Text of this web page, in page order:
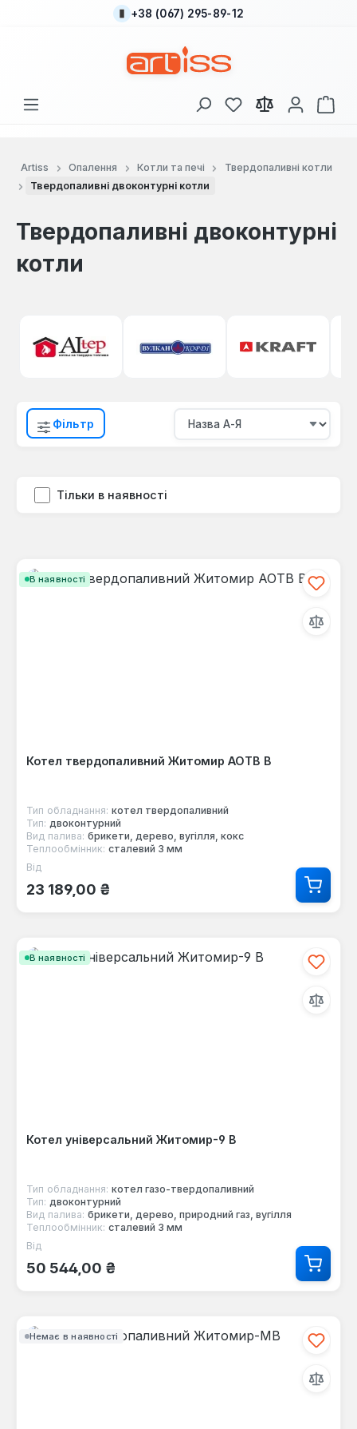
Перейти до основного вмісту
+38 (067) 295-89-12
У вас є 0 у списку
Artiss Опалення Котли та печі
Твердопаливні котли
Твердопаливні двоконтурні котли
Твердопаливні двоконтурні
котли
Фільтр
Тільки в наявності
В наявності
Котел твердопаливний Житомир АОТВ В
Тип обладнання: котел твердопаливний
Тип: двоконтурний
Вид палива: брикети, дерево, вугілля, кокс
Теплообмінник: сталевий 3 мм
Звичайна ціна:
Від
23 189,00 ₴
В наявності
Котел універсальний Житомир-9 В
Тип обладнання: котел газо-твердопаливний
Тип: двоконтурний
Вид палива: брикети, дерево, природний газ, вугілля
Теплообмінник: сталевий 3 мм
Звичайна ціна:
Від
50 544,00 ₴
Немає в наявності